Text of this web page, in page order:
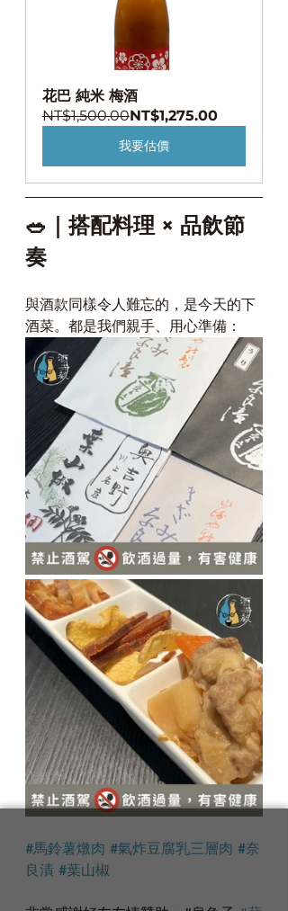
花巴 純米 梅酒
NT$1,500.00NT$1,275.00
我要估價
🥗｜搭配料理 × 品飲節
奏
與酒款同樣令人難忘的，是今天的下
酒菜。都是我們親手、用心準備：
#馬鈴薯燉肉 #氣炸豆腐乳三層肉 #奈
良漬 #葉山椒